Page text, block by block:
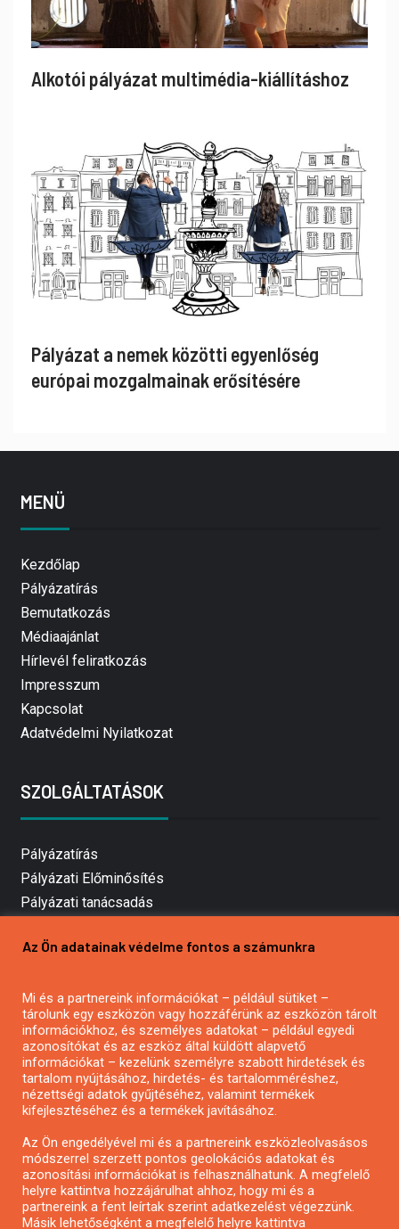
Alkotói pályázat multimédia-kiállításhoz
Pályázat a nemek közötti egyenlőség
európai mozgalmainak erősítésére
MENÜ
Kezdőlap
Pályázatírás
Bemutatkozás
Médiaajánlat
Hírlevél feliratkozás
Impresszum
Kapcsolat
Adatvédelmi Nyilatkozat
SZOLGÁLTATÁSOK
Pályázatírás
Pályázati Előminősítés
Pályázati tanácsadás
Mezőgazdasági pályázatírás
Pályázatírás civil szervezeteknek
Pályázatírás önkormányzatoknak
Pályázatfigyelés
Specifikus pályázatfigyelés vagy hírlevél
Pályázatok magánszemélyeknek
Pályázatok civil szervezeteknek
Az Ön adatainak védelme fontos a számunkra
Mi és a partnereink információkat – például sütiket –
tárolunk egy eszközön vagy hozzáférünk az eszközön tárolt
információkhoz, és személyes adatokat – például egyedi
azonosítókat és az eszköz által küldött alapvető
információkat – kezelünk személyre szabott hirdetések és
tartalom nyújtásához, hirdetés- és tartalomméréshez,
nézettségi adatok gyűjtéséhez, valamint termékek
kifejlesztéséhez és a termékek javításához.
Az Ön engedélyével mi és a partnereink eszközleolvasásos
módszerrel szerzett pontos geolokációs adatokat és
azonosítási információkat is felhasználhatunk. A megfelelő
helyre kattintva hozzájárulhat ahhoz, hogy mi és a
partnereink a fent leírtak szerint adatkezelést végezzünk.
Másik lehetőségként a megfelelő helyre kattintva